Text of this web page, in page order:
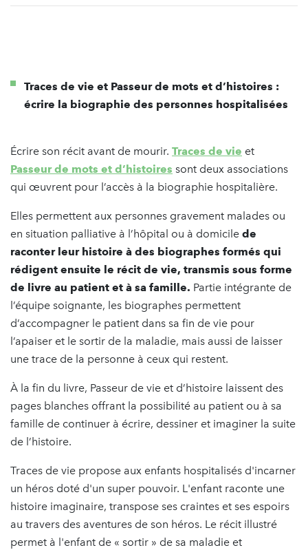
Traces de vie et Passeur de mots et d’histoires :
écrire la biographie des personnes hospitalisées
Écrire son récit avant de mourir. Traces de vie et
Passeur de mots et d’histoires sont deux associations
qui œuvrent pour l’accès à la biographie hospitalière.
Elles permettent aux personnes gravement malades ou
en situation palliative à l’hôpital ou à domicile de
raconter leur histoire à des biographes formés qui
rédigent ensuite le récit de vie, transmis sous forme
de livre au patient et à sa famille. Partie intégrante de
l’équipe soignante, les biographes permettent
d’accompagner le patient dans sa fin de vie pour
l’apaiser et le sortir de la maladie, mais aussi de laisser
une trace de la personne à ceux qui restent.
À la fin du livre, Passeur de vie et d’histoire laissent des
pages blanches offrant la possibilité au patient ou à sa
famille de continuer à écrire, dessiner et imaginer la suite
de l’histoire.
Traces de vie propose aux enfants hospitalisés d'incarner
un héros doté d'un super pouvoir. L'enfant raconte une
histoire imaginaire, transpose ses craintes et ses espoirs
au travers des aventures de son héros. Le récit illustré
permet à l'enfant de « sortir » de sa maladie et